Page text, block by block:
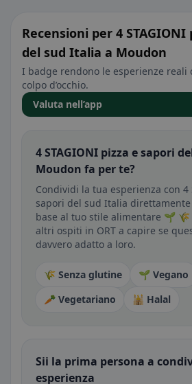
Recensioni per 4 STAGIONI
del sud Italia a Moudon
I badge rendono le esperienze reali
colpo d’occhio.
Valuta nell’app
4 STAGIONI pizza e sapori
Moudon fa per te?
Condividi la tua esperienza con 4
sapori del sud Italia
base al tuo stile alimentare 🌱
altri ospiti in ORT a capire se
davvero adatto a loro.
🌾 Senza glutine
🌱 Vegano
🥕 Vegetariano
🕌 Halal
Sii la prima persona a
esperienza